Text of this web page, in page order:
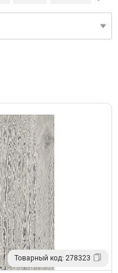
Товарный код: 278323